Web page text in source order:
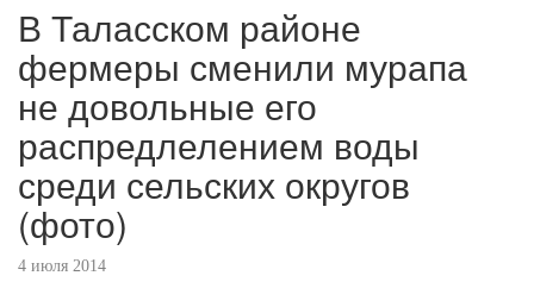
В Таласском районе
фермеры сменили мурапа
не довольные его
распредлелением воды
среди сельских округов
(фото)
4 июля 2014